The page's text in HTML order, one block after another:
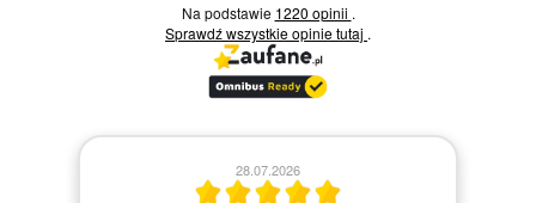
Na podstawie 1220 opinii .
Sprawdź wszystkie opinietutaj .
28.07.2026